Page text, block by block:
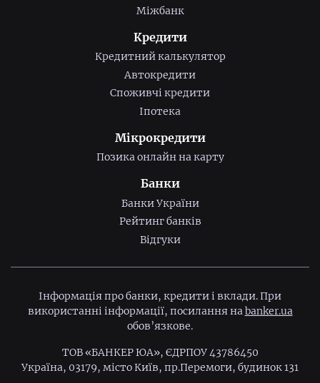
Міжбанк
Кредити
Кредитний калькулятор
Автокредити
Споживчі кредити
Іпотека
Мікрокредити
Позика онлайн на карту
Банки
Банки України
Рейтинг банків
Відгуки
Інформація про банки, кредити і вклади. При
використанні інформації, посилання наbanker.ua
обов’язкове.
ТОВ «БАНКЕР ЮА», ЄДРПОУ 43786450
Україна, 03179, місто Київ, пр.Перемоги, будинок 131